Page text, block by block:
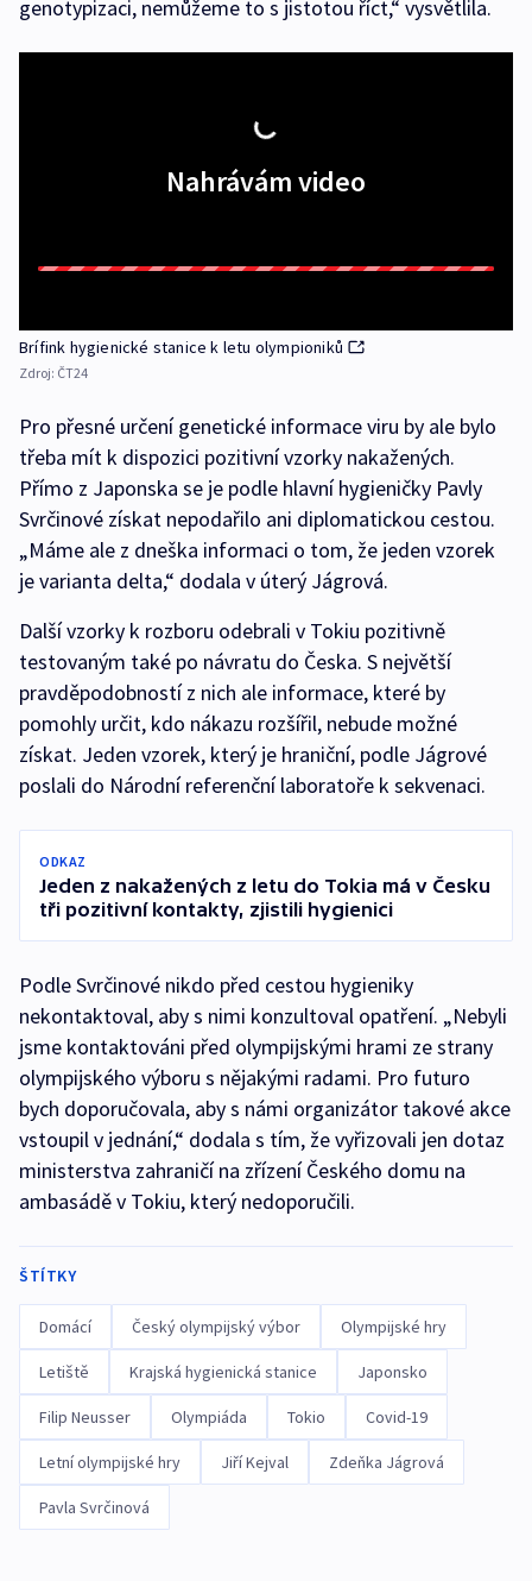
genotypizaci, nemůžeme to s jistotou říct,“ vysvětlila.
Nahrávám video
Brífink hygienické stanice k letu olympioniků
Zdroj: ČT24
Pro přesné určení genetické informace viru by ale bylo
třeba mít k dispozici pozitivní vzorky nakažených.
Přímo z Japonska se je podle hlavní hygieničky Pavly
Svrčinové získat nepodařilo ani diplomatickou cestou.
„Máme ale z dneška informaci o tom, že jeden vzorek
je varianta delta,“ dodala v úterý Jágrová.
Další vzorky k rozboru odebrali v Tokiu pozitivně
testovaným také po návratu do Česka. S největší
pravděpodobností z nich ale informace, které by
pomohly určit, kdo nákazu rozšířil, nebude možné
získat. Jeden vzorek, který je hraniční, podle Jágrové
poslali do Národní referenční laboratoře k sekvenaci.
ODKAZ
Jeden z nakažených z letu do Tokia má v Česku
tři pozitivní kontakty, zjistili hygienici
Podle Svrčinové nikdo před cestou hygieniky
nekontaktoval, aby s nimi konzultoval opatření. „Nebyli
jsme kontaktováni před olympijskými hrami ze strany
olympijského výboru s nějakými radami. Pro futuro
bych doporučovala, aby s námi organizátor takové akce
vstoupil v jednání,“ dodala s tím, že vyřizovali jen dotaz
ministerstva zahraničí na zřízení Českého domu na
ambasádě v Tokiu, který nedoporučili.
ŠTÍTKY
Domácí Český olympijský výbor Olympijské hry
Letiště Krajská hygienická stanice Japonsko
Filip Neusser Olympiáda Tokio Covid-19
Letní olympijské hry Jiří Kejval Zdeňka Jágrová
Pavla Svrčinová